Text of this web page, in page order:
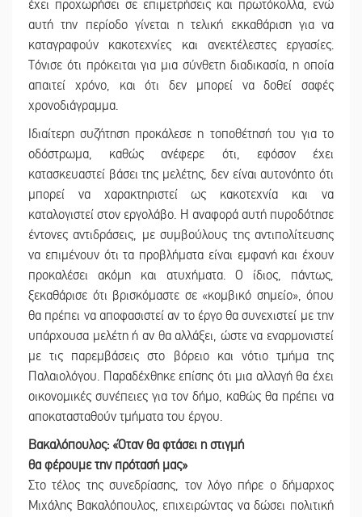
έχει προχωρήσει σε επιμετρήσεις και πρωτόκολλα, ενώ
αυτή την περίοδο γίνεται η τελική εκκαθάριση για να
καταγραφούν κακοτεχνίες και ανεκτέλεστες εργασίες.
Τόνισε ότι πρόκειται για μια σύνθετη διαδικασία, η οποία
απαιτεί χρόνο, και ότι δεν μπορεί να δοθεί σαφές
χρονοδιάγραμμα.
Ιδιαίτερη συζήτηση προκάλεσε η τοποθέτησή του για το
οδόστρωμα, καθώς ανέφερε ότι, εφόσον έχει
κατασκευαστεί βάσει της μελέτης, δεν είναι αυτονόητο ότι
μπορεί να χαρακτηριστεί ως κακοτεχνία και να
καταλογιστεί στον εργολάβο. Η αναφορά αυτή πυροδότησε
έντονες αντιδράσεις, με συμβούλους της αντιπολίτευσης
να επιμένουν ότι τα προβλήματα είναι εμφανή και έχουν
προκαλέσει ακόμη και ατυχήματα. Ο ίδιος, πάντως,
ξεκαθάρισε ότι βρισκόμαστε σε «κομβικό σημείο», όπου
θα πρέπει να αποφασιστεί αν το έργο θα συνεχιστεί με την
υπάρχουσα μελέτη ή αν θα αλλάξει, ώστε να εναρμονιστεί
με τις παρεμβάσεις στο βόρειο και νότιο τμήμα της
Παλαιολόγου. Παραδέχθηκε επίσης ότι μια αλλαγή θα έχει
οικονομικές συνέπειες για τον δήμο, καθώς θα πρέπει να
αποκατασταθούν τμήματα του έργου.
Βακαλόπουλος: «Όταν θα φτάσει η στιγμή
θα φέρουμε την πρότασή μας»
Στο τέλος της συνεδρίασης, τον λόγο πήρε ο δήμαρχος
Μιχάλης Βακαλόπουλος, επιχειρώντας να δώσει πολιτική